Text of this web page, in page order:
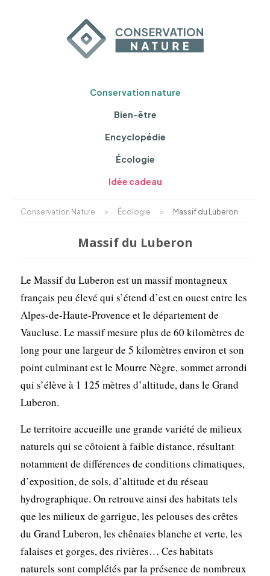
Conservation nature
Bien-être
Encyclopédie
Écologie
Idée cadeau
Conservation Nature > Écologie > Massif du Luberon
Massif du Luberon
Le Massif du Luberon est un massif montagneux
français peu élevé qui s’étend d’est en ouest entre les
Alpes-de-Haute-Provence et le département de
Vaucluse. Le massif mesure plus de 60 kilomètres de
long pour une largeur de 5 kilomètres environ et son
point culminant est le Mourre Nègre, sommet arrondi
qui s’élève à 1 125 mètres d’altitude, dans le Grand
Luberon.
Le territoire accueille une grande variété de milieux
naturels qui se côtoient à faible distance, résultant
notamment de différences de conditions climatiques,
d’exposition, de sols, d’altitude et du réseau
hydrographique. On retrouve ainsi des habitats tels
que les milieux de garrigue, les pelouses des crêtes
du Grand Luberon, les chênaies blanche et verte, les
falaises et gorges, des rivières… Ces habitats
naturels sont complétés par la présence de nombreux